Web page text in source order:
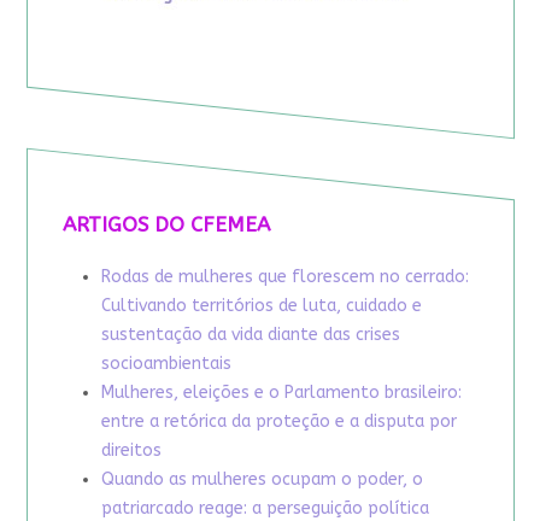
ARTIGOS DO CFEMEA
Rodas de mulheres que florescem no cerrado:
Cultivando territórios de luta, cuidado e
sustentação da vida diante das crises
socioambientais
Mulheres, eleições e o Parlamento brasileiro:
entre a retórica da proteção e a disputa por
direitos
Quando as mulheres ocupam o poder, o
patriarcado reage: a perseguição política